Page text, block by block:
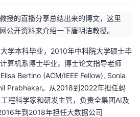
授的直播分享总结出来的博文，这里
公开资料来介绍一下唐明洁教授。
学本科毕业，2010年中科院大学硕士毕
算机系博士毕业，博士论文指导老师
Bertino (ACM/IEEE Fellow), Sonia
Prabhakar。从2018到2022年担任蚂
程科学家和研发主管，负责全集团AI及
年到2018年担任大数据公司